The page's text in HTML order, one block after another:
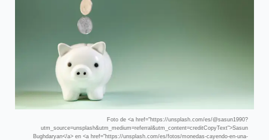
Foto de <a href="https://unsplash.com/es/@sasun1990?
utm_source=unsplash&utm_medium=referral&utm_content=creditCopyText">Sasun
Bughdaryan</a> en <a href="https://unsplash.com/es/fotos/monedas-cayendo-en-una-